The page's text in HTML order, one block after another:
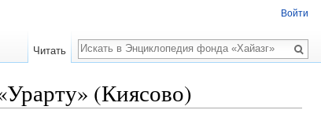
(Киясово)
Войти
Читать
Поиск